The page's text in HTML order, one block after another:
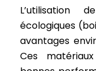
L’utilisation
écologiques
avantages
Ces